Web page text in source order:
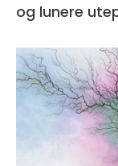
og lunere